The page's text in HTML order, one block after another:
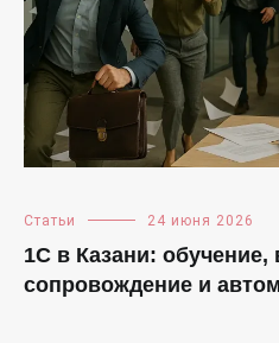
Статьи 24 июня 2026
1С в Казани: обучение,
сопровождение и